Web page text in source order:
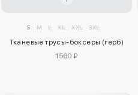
S M L XL XXL 3XL
Тканевые трусы-боксеры (герб)
1560 ₽